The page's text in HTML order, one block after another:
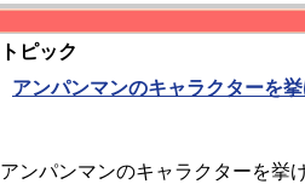
トピック
アンパンマンのキャラクターを
アンパンマンのキャラクターを挙